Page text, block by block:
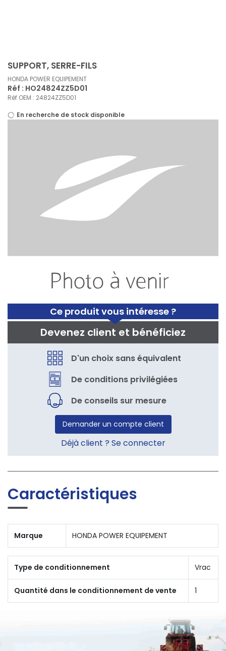
Ce produit vous intéresse ?
Devenez client et bénéficiez
D'un choix sans équivalent
De conditions privilégiées
De conseils sur mesure
Demander un compte client
Déjà client ? Se connecter
SUPPORT, SERRE-FILS
HONDA POWER EQUIPEMENT
Réf : HO24824ZZ5D01
Réf OEM : 24824ZZ5D01
En recherche de stock disponible
Caractéristiques
Marque HONDA POWER EQUIPEMENT
Type de conditionnement Vrac
Quantité dans le conditionnement de vente 1